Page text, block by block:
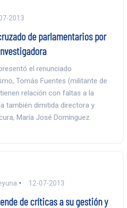
2013
de parlamentarios por
el renunciado
Tomás Fuentes (militante de
relación con faltas a la
también dimitida directora y
María José Domínguez.
12-07-2013
de críticas a su gestión y